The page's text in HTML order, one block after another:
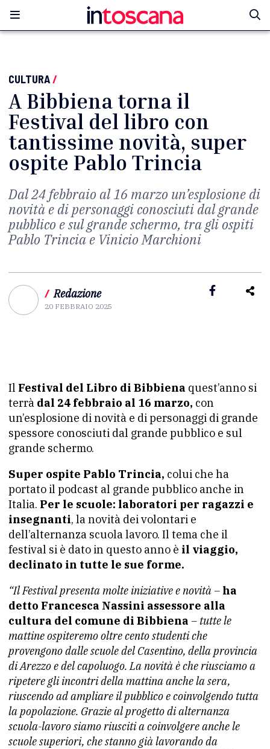
CULTURA/
A Bibbiena torna il
Festival del libro con
tantissime novità, super
ospite Pablo Trincia
Dal 24 febbraio al 16 marzo un’esplosione di
novità e di personaggi conosciuti dal grande
pubblico e sul grande schermo, tra gli ospiti
Pablo Trincia e Vinicio Marchioni
/ Redazione
20 FEBBRAIO 2025
Il Festival del Libro di Bibbiena quest’anno si
terrà dal 24 febbraio al 16 marzo, con
un’esplosione di novità e di personaggi di grande
spessore conosciuti dal grande pubblico e sul
grande schermo.
Super ospite Pablo Trincia, colui che ha
portato il podcast al grande pubblico anche in
Italia. Per le scuole: laboratori per ragazzi e
insegnanti, la novità dei volontari e
dell’alternanza scuola lavoro. Il tema che il
festival si è dato in questo anno è il viaggio,
declinato in tutte le sue forme.
“Il Festival presenta molte iniziative e novità – ha
detto Francesca Nassini assessore alla
cultura del comune di Bibbiena – tutte le
mattine ospiteremo oltre cento studenti che
provengono dalle scuole del Casentino, della provincia
di Arezzo e del capoluogo. La novità è che riusciamo a
ripetere gli incontri della mattina anche la sera,
riuscendo ad ampliare il pubblico e coinvolgendo tutta
la popolazione. Grazie al progetto di alternanza
scuola-lavoro siamo riusciti a coinvolgere anche le
scuole superiori, che stanno già lavorando da